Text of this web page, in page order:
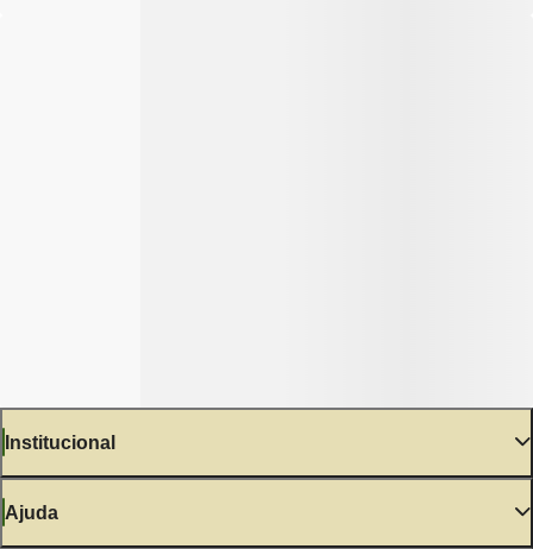
Institucional
Ajuda